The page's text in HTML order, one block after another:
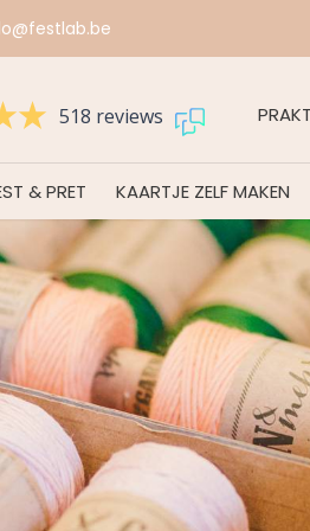
& PRET KAARTJE ZELF MAKEN
518 reviews
tijdig.